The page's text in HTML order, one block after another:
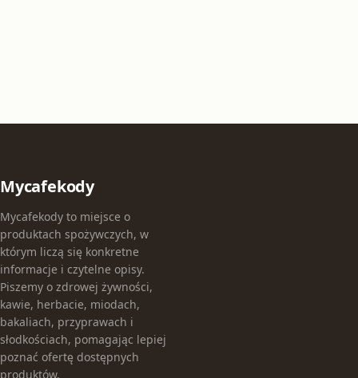
Mycafekody
Mycafekody to miejsce o
produktach spożywczych, w
którym liczą się konkretne
informacje i czytelne opisy.
Piszemy o zdrowej żywności,
kawie, herbacie, miodach,
bakaliach, przyprawach i
słodkościach, pomagając lepiej
poznać ofertę dostępnych
produktów.